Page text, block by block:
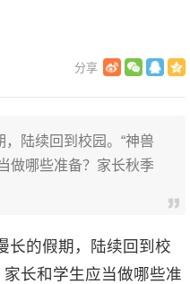
陆续回到校园。“神兽
做哪些准备？家长秋季
的假期，陆续回到校
长和学生应当做哪些准